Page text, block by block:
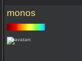
monos